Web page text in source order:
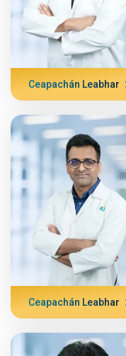
Ceapachán Leabhar
Ceapachán Leabhar